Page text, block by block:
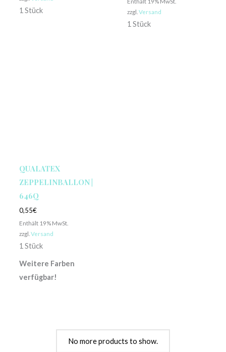
1 Stück
zzgl. Versand
1 Stück
QUALATEX
ZEPPELINBALLON |
646Q
0,55€
Enthält 19% MwSt.
zzgl. Versand
1 Stück
Weitere Farben
verfügbar!
No more products to show.